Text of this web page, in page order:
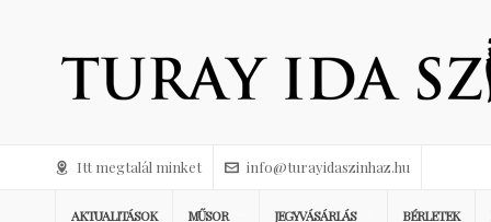
Itt megtalál minket info@turayidaszinhaz.hu
AKTUALITÁSOK MŰSOR JEGYVÁSÁRLÁS BÉRLETEK